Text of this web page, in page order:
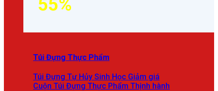
55%
Túi Đựng Thực Phẩm
Túi Đựng Tự Hủy Sinh Học
Cuộn Túi Đựng Thực Phẩm